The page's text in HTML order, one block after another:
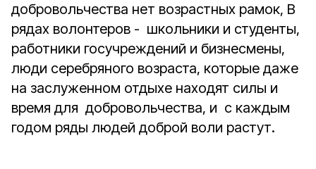
добровольчества нет возрастных рамок, В
рядах волонтеров - школьники и студенты,
работники госучреждений и бизнесмены,
люди серебряного возраста, которые даже
на заслуженном отдыхе находят силы и
время для добровольчества, и с каждым
годом ряды людей доброй воли растут.